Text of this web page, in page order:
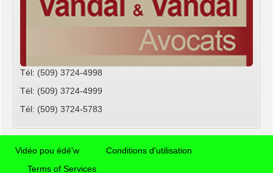
Tél: (509) 3724-4998
Tél: (509) 3724-4999
Tél: (509) 3724-5783
Vidéo pou édé'w
Conditions d'utilisation
Terms of Services